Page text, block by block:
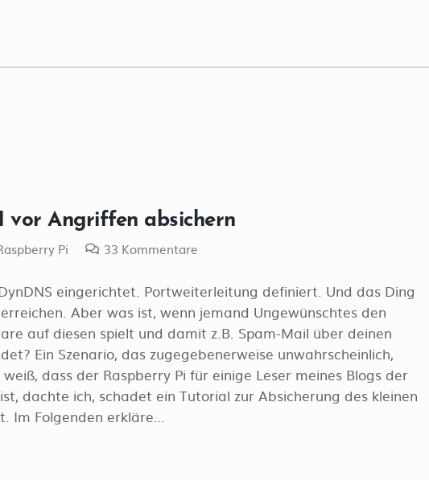
vor Angriffen absichern
Pi 33 Kommentare
eingerichtet. Portweiterleitung definiert. Und das Ding
Aber was ist, wenn jemand Ungewünschtes den
auf diesen spielt und damit z.B. Spam-Mail über deinen
Ein Szenario, das zugegebenerweise unwahrscheinlich,
dass der Raspberry Pi für einige Leser meines Blogs der
dachte ich, schadet ein Tutorial zur Absicherung des kleinen
Im Folgenden erkläre…